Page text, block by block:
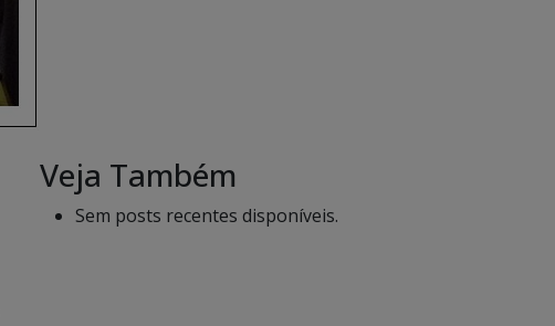
Veja Também
Sem posts recentes disponíveis.